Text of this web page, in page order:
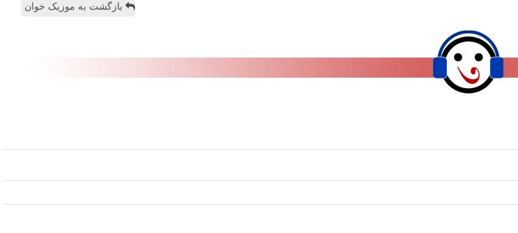
بازگشت به موزیک خوان